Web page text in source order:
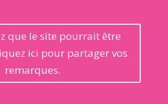
que le site pourrait être
ici pour partager vos
remarques.